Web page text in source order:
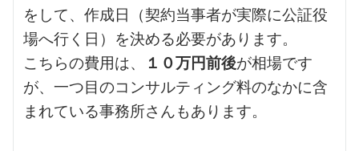
をして、作成日（契約当事者が実際に公証役
場へ行く日）を決める必要があります。
こちらの費用は、
１０万円前後が相場です
が、一つ目のコンサルティング料のなかに含
まれている事務所さんもあります。